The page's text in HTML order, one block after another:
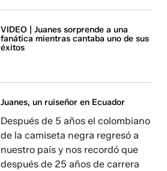
VIDEO | Juanes sorprende a una
fanática mientras cantaba uno de sus
éxitos
Juanes, un ruiseñor en Ecuador
Después de 5 años el colombiano
de la camiseta negra regresó a
nuestro país y nos recordó que
después de 25 años de carrera